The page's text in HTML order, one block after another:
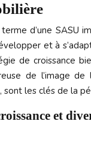
d’une SASU
et à
de croissance
de l’image de
sont les clés de la
et